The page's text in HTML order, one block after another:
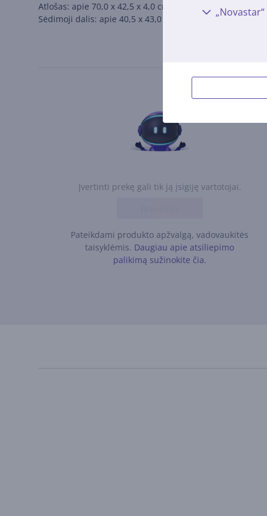
Atlošas: apie 70,0 x 42,5 x 4,0 cm
Sėdimoji dalis: apie 40,5 x 43,0 x 3,0 cm
Įvertinti prekę gali tik ją įsigiję vartotojai.
Pateikdami produkto apžvalgą, vadovaukitės
taisyklėmis. Daugiau apie atsiliepimo
palikimą sužinokite čia.